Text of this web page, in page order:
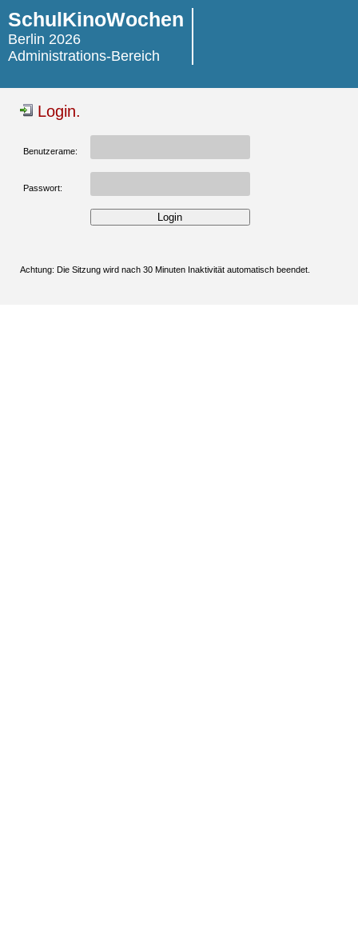
SchulKinoWochen
Berlin 2026
Administrations-Bereich
Login.
Benutzerame:
Passwort:
Achtung: Die Sitzung wird nach 30 Minuten Inaktivität automatisch beendet.